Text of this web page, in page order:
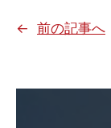
← 前の記事へ